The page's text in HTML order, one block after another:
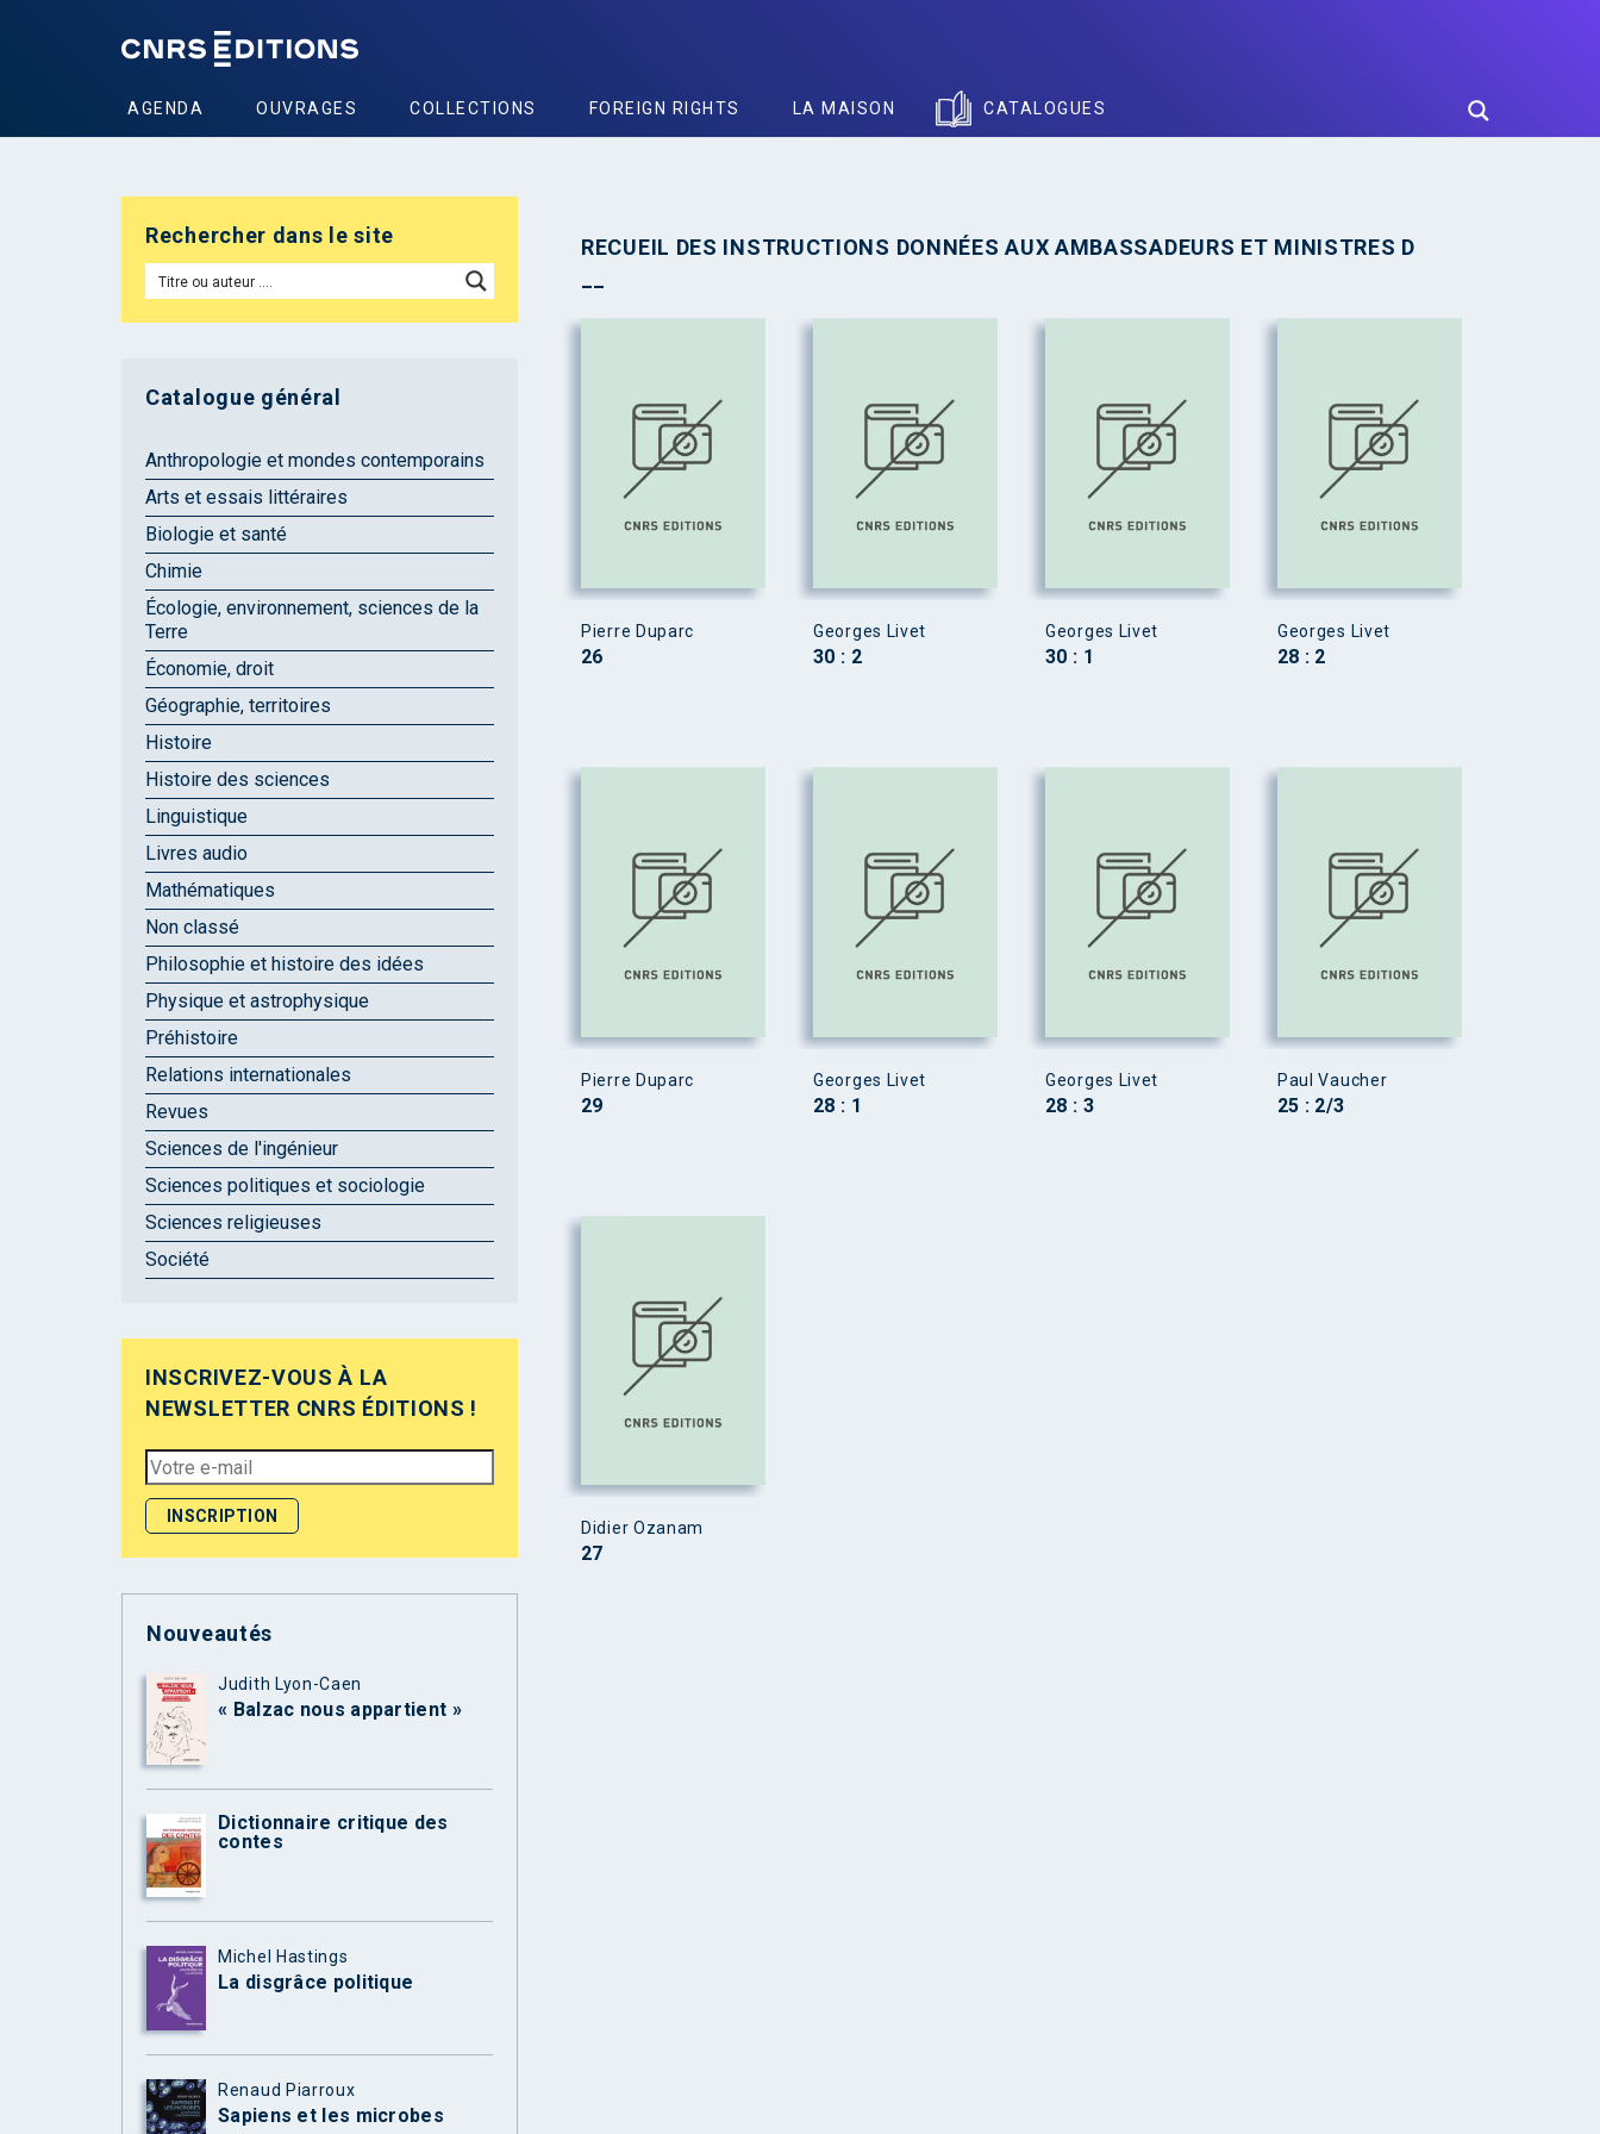
AGENDA OUVRAGES COLLECTIONS FOREIGN RIGHTS LA MAISON CATALOGUES
RECUEIL DES INSTRUCTIONS DONNÉES AUX AMBASSADEURS ET MINISTRES D
Pierre Duparc
26
Georges Livet
30 : 2
Georges Livet
30 : 1
Georges Livet
28 : 2
Pierre Duparc
29
Georges Livet
28 : 1
Georges Livet
28 : 3
Paul Vaucher
25 : 2/3
Didier Ozanam
27
Rechercher dans le site
Catalogue général
Anthropologie et mondes contemporains
Arts et essais littéraires
Biologie et santé
Chimie
Écologie, environnement, sciences de la
Terre
Économie, droit
Géographie, territoires
Histoire
Histoire des sciences
Linguistique
Livres audio
Mathématiques
Non classé
Philosophie et histoire des idées
Physique et astrophysique
Préhistoire
Relations internationales
Revues
Sciences de l'ingénieur
Sciences politiques et sociologie
Sciences religieuses
Société
INSCRIVEZ-VOUS À LA
NEWSLETTER CNRS ÉDITIONS !
Nouveautés
Judith Lyon-Caen
« Balzac nous appartient »
Dictionnaire critique des
contes
Michel Hastings
La disgrâce politique
Renaud Piarroux
Sapiens et les microbes